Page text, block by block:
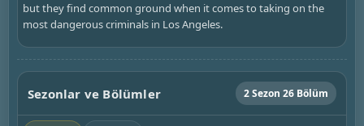
but they find common ground when it comes to taking on the
most dangerous criminals in Los Angeles.
Sezonlar ve Bölümler 2 Sezon 26 Bölüm